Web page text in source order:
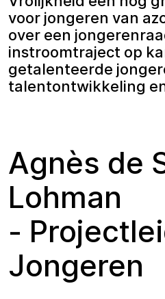
voor jongeren van
over een
instroomtraject op
getalenteerde
talentontwikkeling
Agnès de
Lohman
-
Jongeren